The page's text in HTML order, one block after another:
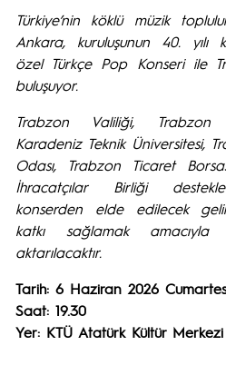
Türkiye’nin köklü müzik
Ankara, kuruluşunun 40. yılı
özel Türkçe Pop Konseri ile
buluşuyor.
Trabzon Valiliği, Trabzon
Karadeniz Teknik Üniversitesi,
Odası, Trabzon Ticaret
İhracatçılar Birliği
konserden elde edilecek
katkı sağlamak amacıyla
aktarılacaktır.
Tarih: 6 Haziran 2026
Saat: 19.30
Yer: KTÜ Atatürk Kültür Merkezi